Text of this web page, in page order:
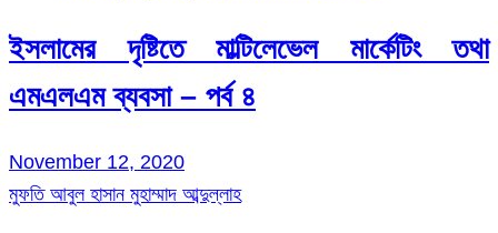
ইসলামের দৃষ্টিতে মাল্টিলেভেল মার্কেটিং তথা
এমএলএম ব্যবসা – পর্ব ৪
November 12, 2020
মুফতি আবুল হাসান মুহাম্মাদ আব্দুল্লাহ